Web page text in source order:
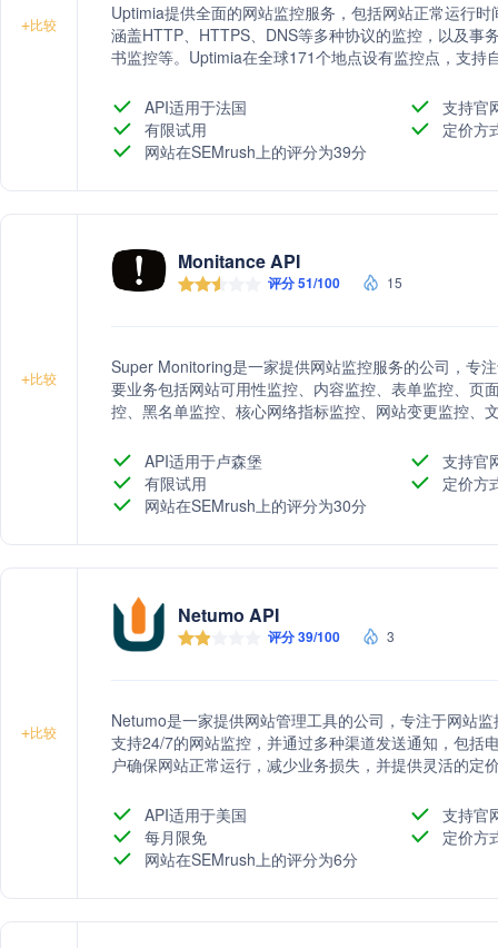
+比较
Uptimia提供全面的网站监控服务，包括网站正常运行
涵盖HTTP、HTTPS、DNS等多种协议的监控，以及事
书监控等。Uptimia在全球171个地点设有监控点，支持
API适用于法国
支持官
有限试用
定价方
网站在SEMrush上的评分为39分
+比较
Monitance API
评分 51/100 15
Super Monitoring是一家提供网站监控服务的公司，专
要业务包括网站可用性监控、内容监控、表单监控、页
控、黑名单监控、核心网络指标监控、网站变更监控、
API适用于卢森堡
支持官
有限试用
定价方
网站在SEMrush上的评分为30分
+比较
Netumo API
评分 39/100 3
Netumo是一家提供网站管理工具的公司，专注于网站
支持24/7的网站监控，并通过多种渠道发送通知，包括
户确保网站正常运行，减少业务损失，并提供灵活的定
API适用于美国
支持官
每月限免
定价方
网站在SEMrush上的评分为6分